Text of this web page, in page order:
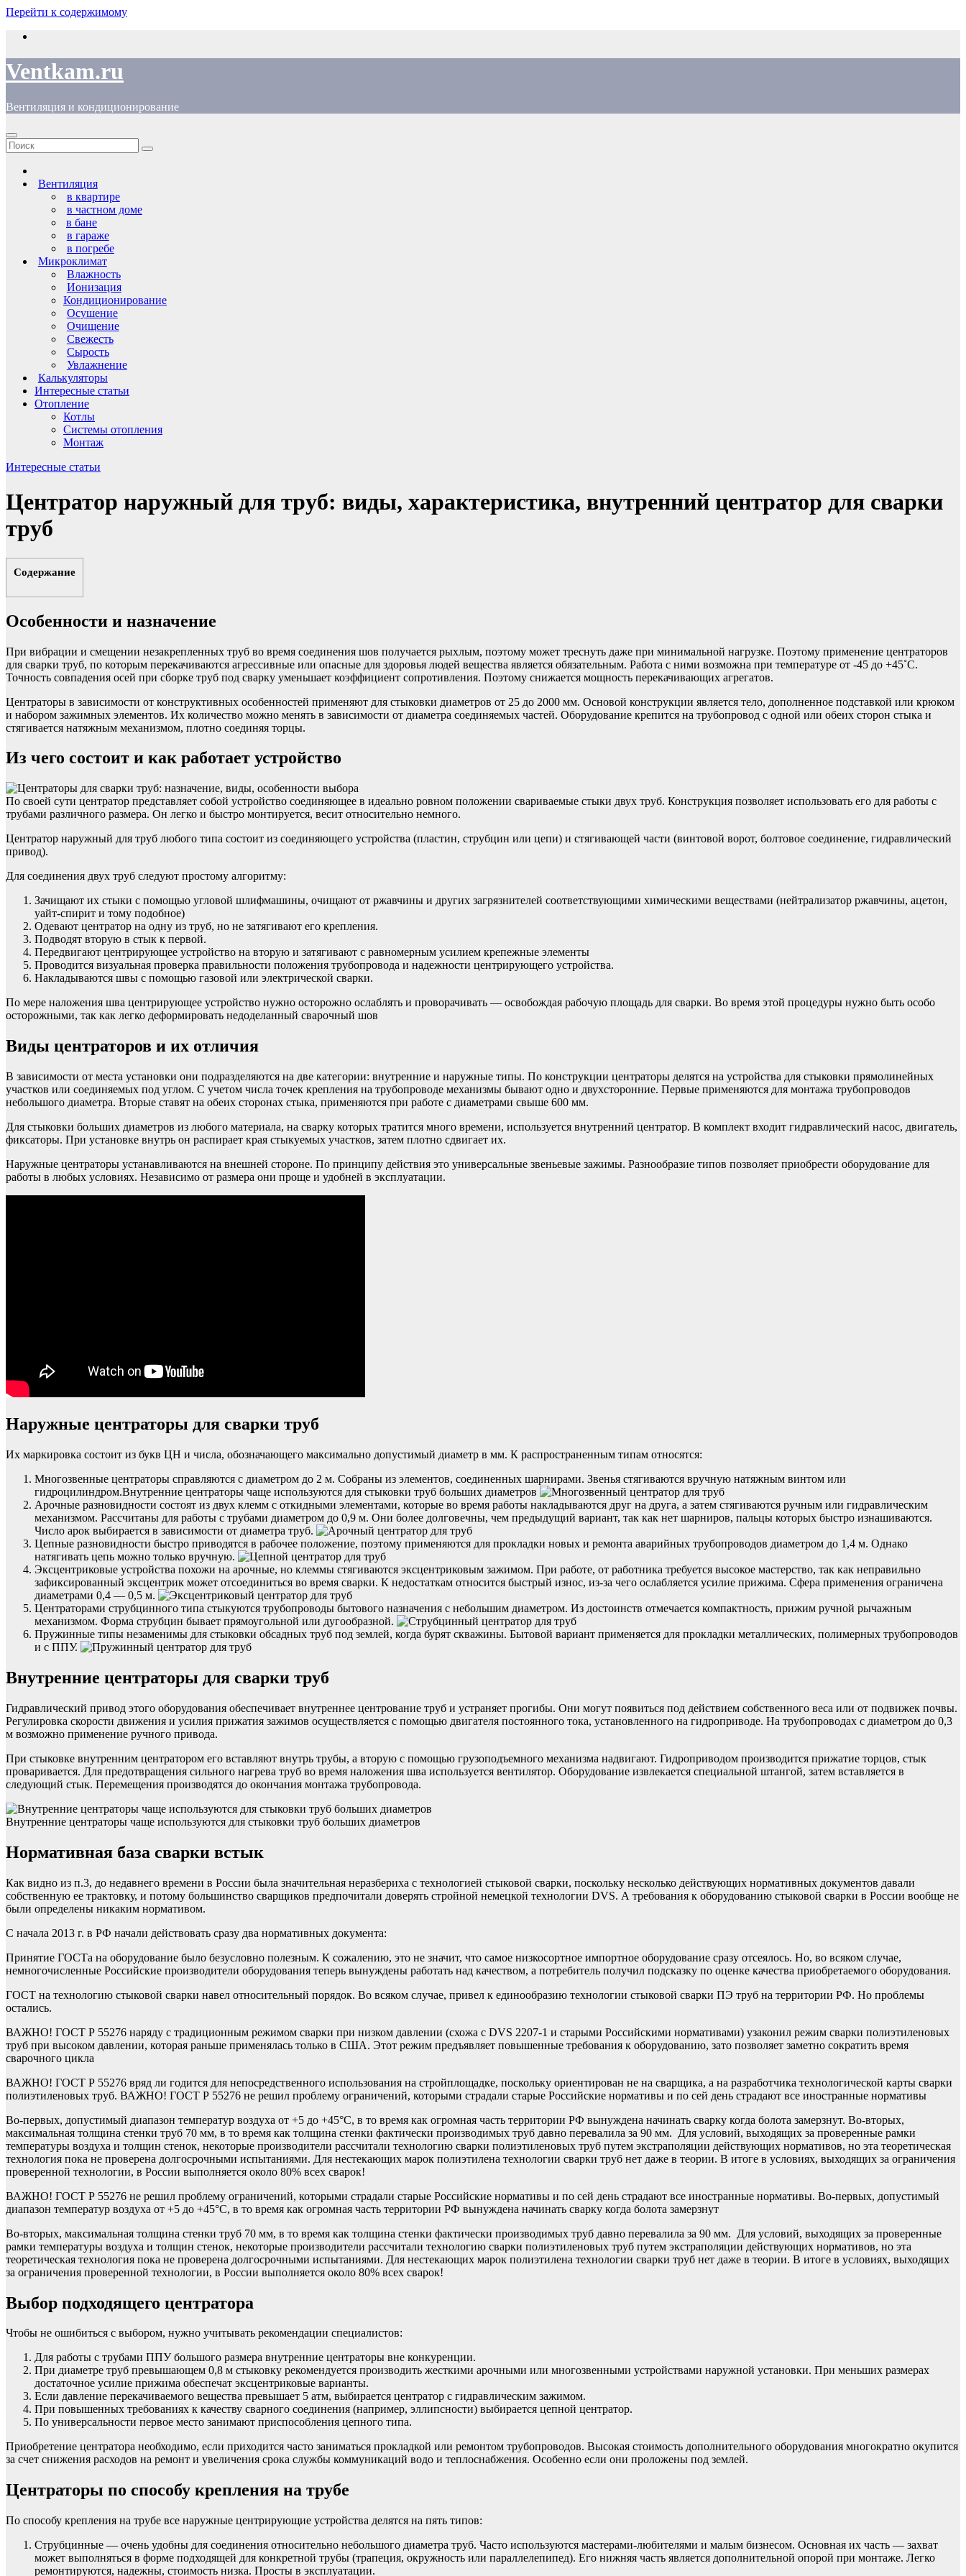
Перейти к содержимому
Ventkam.ru
Вентиляция и кондиционирование
Вентиляция
в квартире
в частном доме
в бане
в гараже
в погребе
Микроклимат
Влажность
Ионизация
Кондиционирование
Осушение
Очищение
Свежесть
Сырость
Увлажнение
Калькуляторы
Интересные статьи
Отопление
Котлы
Системы отопления
Монтаж
Интересные статьи
Центратор наружный для труб: виды, характеристика, внутренний центратор для сварки
труб
Содержание
Особенности и назначение
При вибрации и смещении незакрепленных труб во время соединения шов получается рыхлым, поэтому может треснуть даже при минимальной нагрузке. Поэтому применение центраторов
для сварки труб, по которым перекачиваются агрессивные или опасные для здоровья людей вещества является обязательным. Работа с ними возможна при температуре от -45 до +45˚C.
Точность совпадения осей при сборке труб под сварку уменьшает коэффициент сопротивления. Поэтому снижается мощность перекачивающих агрегатов.
Центраторы в зависимости от конструктивных особенностей применяют для стыковки диаметров от 25 до 2000 мм. Основой конструкции является тело, дополненное подставкой или крюком
и набором зажимных элементов. Их количество можно менять в зависимости от диаметра соединяемых частей. Оборудование крепится на трубопровод с одной или обеих сторон стыка и
стягивается натяжным механизмом, плотно соединяя торцы.
Из чего состоит и как работает устройство
По своей сути центратор представляет собой устройство соединяющее в идеально ровном положении свариваемые стыки двух труб. Конструкция позволяет использовать его для работы с
трубами различного размера. Он легко и быстро монтируется, весит относительно немного.
Центратор наружный для труб любого типа состоит из соединяющего устройства (пластин, струбцин или цепи) и стягивающей части (винтовой ворот, болтовое соединение, гидравлический
привод).
Для соединения двух труб следуют простому алгоритму:
Зачищают их стыки с помощью угловой шлифмашины, очищают от ржавчины и других загрязнителей соответствующими химическими веществами (нейтрализатор ржавчины, ацетон,
уайт-спирит и тому подобное)
Одевают центратор на одну из труб, но не затягивают его крепления.
Подводят вторую в стык к первой.
Передвигают центрирующее устройство на вторую и затягивают с равномерным усилием крепежные элементы
Проводится визуальная проверка правильности положения трубопровода и надежности центрирующего устройства.
Накладываются швы с помощью газовой или электрической сварки.
По мере наложения шва центрирующее устройство нужно осторожно ослаблять и проворачивать — освобождая рабочую площадь для сварки. Во время этой процедуры нужно быть особо
осторожными, так как легко деформировать недоделанный сварочный шов
Виды центраторов и их отличия
В зависимости от места установки они подразделяются на две категории: внутренние и наружные типы. По конструкции центраторы делятся на устройства для стыковки прямолинейных
участков или соединяемых под углом. С учетом числа точек крепления на трубопроводе механизмы бывают одно и двухсторонние. Первые применяются для монтажа трубопроводов
небольшого диаметра. Вторые ставят на обеих сторонах стыка, применяются при работе с диаметрами свыше 600 мм.
Для стыковки больших диаметров из любого материала, на сварку которых тратится много времени, используется внутренний центратор. В комплект входит гидравлический насос, двигатель,
фиксаторы. При установке внутрь он распирает края стыкуемых участков, затем плотно сдвигает их.
Наружные центраторы устанавливаются на внешней стороне. По принципу действия это универсальные звеньевые зажимы. Разнообразие типов позволяет приобрести оборудование для
работы в любых условиях. Независимо от размера они проще и удобней в эксплуатации.
Наружные центраторы для сварки труб
Их маркировка состоит из букв ЦН и числа, обозначающего максимально допустимый диаметр в мм. К распространенным типам относятся:
Многозвенные центраторы справляются с диаметром до 2 м. Собраны из элементов, соединенных шарнирами. Звенья стягиваются вручную натяжным винтом или
гидроцилиндром.Внутренние центраторы чаще используются для стыковки труб больших диаметров
Арочные разновидности состоят из двух клемм с откидными элементами, которые во время работы накладываются друг на друга, а затем стягиваются ручным или гидравлическим
механизмом. Рассчитаны для работы с трубами диаметром до 0,9 м. Они более долговечны, чем предыдущий вариант, так как нет шарниров, пальцы которых быстро изнашиваются.
Число арок выбирается в зависимости от диаметра труб.
Цепные разновидности быстро приводятся в рабочее положение, поэтому применяются для прокладки новых и ремонта аварийных трубопроводов диаметром до 1,4 м. Однако
натягивать цепь можно только вручную.
Эксцентриковые устройства похожи на арочные, но клеммы стягиваются эксцентриковым зажимом. При работе, от работника требуется высокое мастерство, так как неправильно
зафиксированный эксцентрик может отсоединиться во время сварки. К недостаткам относится быстрый износ, из-за чего ослабляется усилие прижима. Сфера применения ограничена
диаметрами 0,4 — 0,5 м.
Центраторами струбцинного типа стыкуются трубопроводы бытового назначения с небольшим диаметром. Из достоинств отмечается компактность, прижим ручной рычажным
механизмом. Форма струбцин бывает прямоугольной или дугообразной.
Пружинные типы незаменимы для стыковки обсадных труб под землей, когда бурят скважины. Бытовой вариант применяется для прокладки металлических, полимерных трубопроводов
и с ППУ.
Внутренние центраторы для сварки труб
Гидравлический привод этого оборудования обеспечивает внутреннее центрование труб и устраняет прогибы. Они могут появиться под действием собственного веса или от подвижек почвы.
Регулировка скорости движения и усилия прижатия зажимов осуществляется с помощью двигателя постоянного тока, установленного на гидроприводе. На трубопроводах с диаметром до 0,3
м возможно применение ручного привода.
При стыковке внутренним центратором его вставляют внутрь трубы, а вторую с помощью грузоподъемного механизма надвигают. Гидроприводом производится прижатие торцов, стык
проваривается. Для предотвращения сильного нагрева труб во время наложения шва используется вентилятор. Оборудование извлекается специальной штангой, затем вставляется в
следующий стык. Перемещения производятся до окончания монтажа трубопровода.
Внутренние центраторы чаще используются для стыковки труб больших диаметров
Нормативная база сварки встык
Как видно из п.3, до недавнего времени в России была значительная неразбериха с технологией стыковой сварки, поскольку несколько действующих нормативных документов давали
собственную ее трактовку, и потому большинство сварщиков предпочитали доверять стройной немецкой технологии DVS. А требования к оборудованию стыковой сварки в России вообще не
были определены никаким нормативом.
С начала 2013 г. в РФ начали действовать сразу два нормативных документа:
Принятие ГОСТа на оборудование было безусловно полезным. К сожалению, это не значит, что самое низкосортное импортное оборудование сразу отсеялось. Но, во всяком случае,
немногочисленные Российские производители оборудования теперь вынуждены работать над качеством, а потребитель получил подсказку по оценке качества приобретаемого оборудования.
ГОСТ на технологию стыковой сварки навел относительный порядок. Во всяком случае, привел к единообразию технологии стыковой сварки ПЭ труб на территории РФ. Но проблемы
остались.
ВАЖНО! ГОСТ Р 55276 наряду с традиционным режимом сварки при низком давлении (схожа с DVS 2207-1 и старыми Российскими нормативами) узаконил режим сварки полиэтиленовых
труб при высоком давлении, которая раньше применялась только в США. Этот режим предъявляет повышенные требования к оборудованию, зато позволяет заметно сократить время
сварочного цикла
ВАЖНО! ГОСТ Р 55276 вряд ли годится для непосредственного использования на стройплощадке, поскольку ориентирован не на сварщика, а на разработчика технологической карты сварки
полиэтиленовых труб. ВАЖНО! ГОСТ Р 55276 не решил проблему ограничений, которыми страдали старые Российские нормативы и по сей день страдают все иностранные нормативы
Во-первых, допустимый диапазон температур воздуха от +5 до +45°С, в то время как огромная часть территории РФ вынуждена начинать сварку когда болота замерзнут. Во-вторых,
максимальная толщина стенки труб 70 мм, в то время как толщина стенки фактически производимых труб давно перевалила за 90 мм. Для условий, выходящих за проверенные рамки
температуры воздуха и толщин стенок, некоторые производители рассчитали технологию сварки полиэтиленовых труб путем экстраполяции действующих нормативов, но эта теоретическая
технология пока не проверена долгосрочными испытаниями. Для нестекающих марок полиэтилена технологии сварки труб нет даже в теории. В итоге в условиях, выходящих за ограничения
проверенной технологии, в России выполняется около 80% всех сварок!
ВАЖНО! ГОСТ Р 55276 не решил проблему ограничений, которыми страдали старые Российские нормативы и по сей день страдают все иностранные нормативы. Во-первых, допустимый
диапазон температур воздуха от +5 до +45°С, в то время как огромная часть территории РФ вынуждена начинать сварку когда болота замерзнут
Во-вторых, максимальная толщина стенки труб 70 мм, в то время как толщина стенки фактически производимых труб давно перевалила за 90 мм. Для условий, выходящих за проверенные
рамки температуры воздуха и толщин стенок, некоторые производители рассчитали технологию сварки полиэтиленовых труб путем экстраполяции действующих нормативов, но эта
теоретическая технология пока не проверена долгосрочными испытаниями. Для нестекающих марок полиэтилена технологии сварки труб нет даже в теории. В итоге в условиях, выходящих
за ограничения проверенной технологии, в России выполняется около 80% всех сварок!
Выбор подходящего центратора
Чтобы не ошибиться с выбором, нужно учитывать рекомендации специалистов:
Для работы с трубами ППУ большого размера внутренние центраторы вне конкуренции.
При диаметре труб превышающем 0,8 м стыковку рекомендуется производить жесткими арочными или многозвенными устройствами наружной установки. При меньших размерах
достаточное усилие прижима обеспечат эксцентриковые варианты.
Если давление перекачиваемого вещества превышает 5 атм, выбирается центратор с гидравлическим зажимом.
При повышенных требованиях к качеству сварного соединения (например, эллипсности) выбирается цепной центратор.
По универсальности первое место занимают приспособления цепного типа.
Приобретение центратора необходимо, если приходится часто заниматься прокладкой или ремонтом трубопроводов. Высокая стоимость дополнительного оборудования многократно окупится
за счет снижения расходов на ремонт и увеличения срока службы коммуникаций водо и теплоснабжения. Особенно если они проложены под землей.
Центраторы по способу крепления на трубе
По способу крепления на трубе все наружные центрирующие устройства делятся на пять типов:
Струбцинные — очень удобны для соединения относительно небольшого диаметра труб. Часто используются мастерами-любителями и малым бизнесом. Основная их часть — захват
может выполняться в форме подходящей для конкретной трубы (трапеция, окружность или параллелепипед). Его нижняя часть является дополнительной опорой при монтаже. Легко
ремонтируются, надежны, стоимость низка. Просты в эксплуатации.